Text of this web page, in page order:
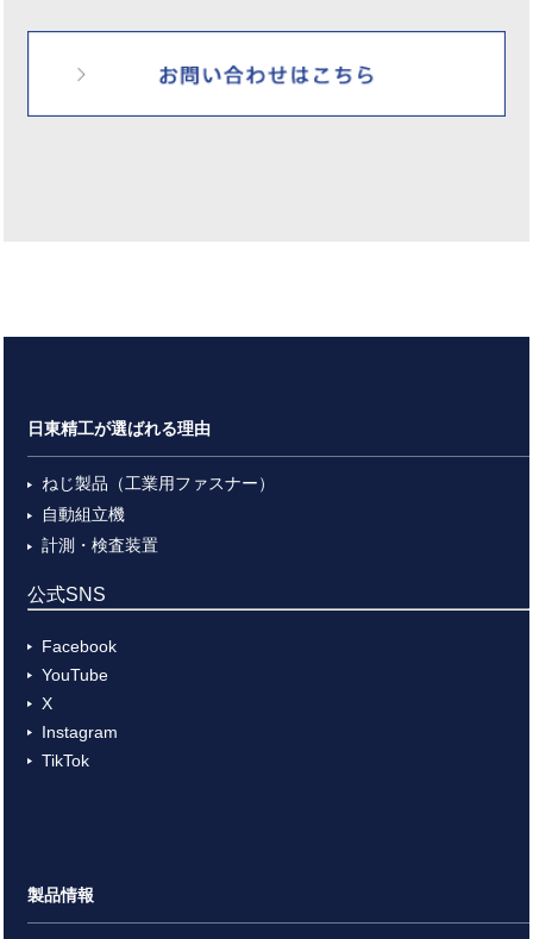
日東精工が選ばれる理由
ねじ製品（工業用ファスナー）
自動組立機
計測・検査装置
公式SNS
Facebook
YouTube
X
Instagram
TikTok
製品情報